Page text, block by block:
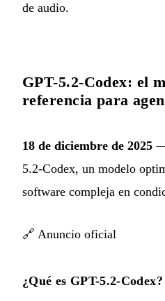
de audio.
GPT-5.2-Codex: el
referencia para
18 de diciembre de 2025 —
5.2-Codex, un modelo
software compleja en
🔗 Anuncio oficial
¿Qué es GPT-5.2-Codex?